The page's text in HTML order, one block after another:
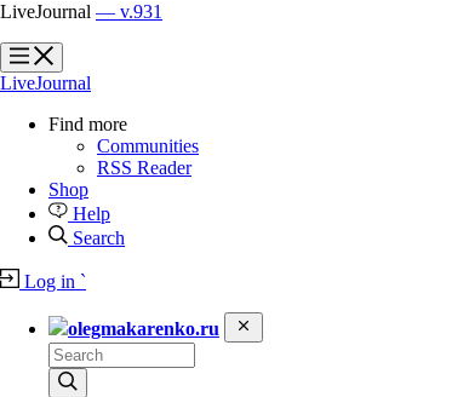
LiveJournal — v.931
?
?
LiveJournal
Find more
Communities
RSS Reader
Shop
Help
Search
Log in `
olegmakarenko.ru